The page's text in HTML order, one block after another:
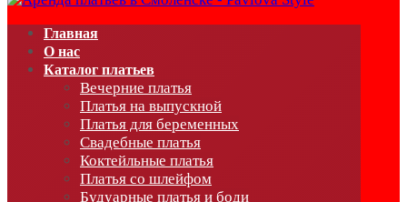
Главная
О нас
Каталог платьев
Вечерние платья
Платья на выпускной
Платья для беременных
Свадебные платья
Коктейльные платья
Платья со шлейфом
Будуарные платья и боди